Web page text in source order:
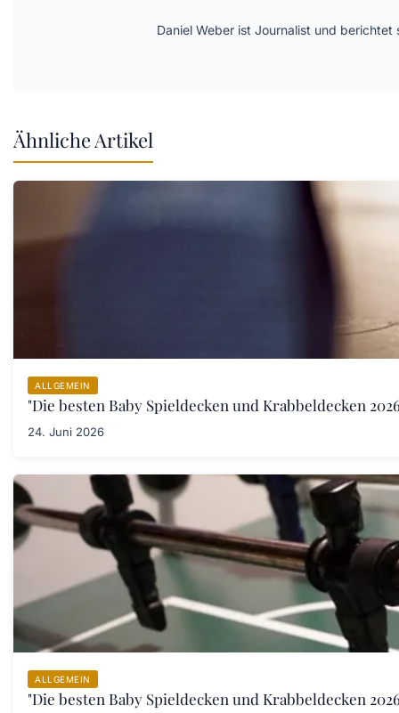
Daniel Weber ist Journalist und
Ähnliche Artikel
ALLGEMEIN
"Die besten Baby Spieldecken und Krabbeldecken
24. Juni 2026
ALLGEMEIN
"Die besten Baby Spieldecken und Krabbeldecken